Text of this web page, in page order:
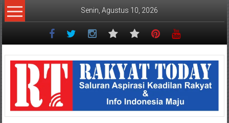
Lompat
ke
Senin, Agustus 10, 2026
Rakyat
Today
Saluran
aspirasi